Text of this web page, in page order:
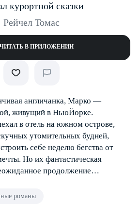
курортной сказки
Рейчел Томас
В ПРИЛОЖЕНИИ
англичанка, Марко —
живущий в Нью­Йорке.
в отель на южном острове,
утомительных будней,
себе неделю бегства от
Но их фантастическая
продолжение…
романы